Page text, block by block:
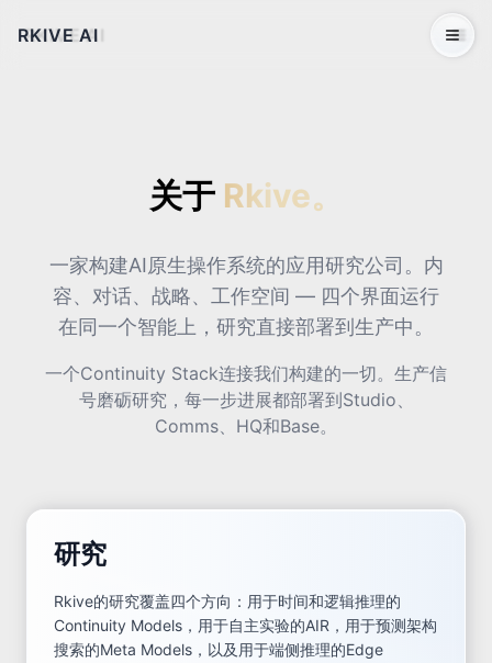
RKIVE AI
关于 Rkive。
一家构建AI原生操作系统的应用研究公司。内
容、对话、战略、工作空间 — 四个界面运行
在同一个智能上，研究直接部署到生产中。
一个Continuity Stack连接我们构建的一切。生产信
号磨砺研究，每一步进展都部署到Studio、
Comms、HQ和Base。
研究
Rkive的研究覆盖四个方向：用于时间和逻辑推理的
Continuity Models，用于自主实验的AIR，用于预测架构
搜索的Meta Models，以及用于端侧推理的Edge